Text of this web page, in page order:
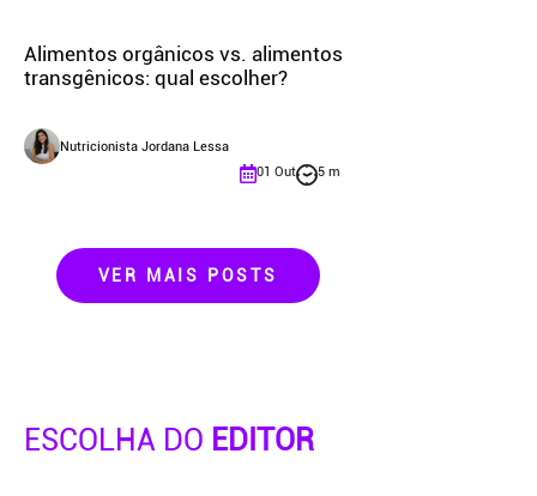
Alimentos orgânicos vs. alimentos
transgênicos: qual escolher?
Nutricionista Jordana Lessa
01 Out
5 m
VER MAIS POSTS
ESCOLHA DO EDITOR